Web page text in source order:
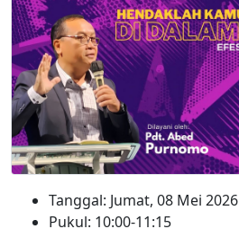
Tanggal: Jumat, 08 Mei 2026
Pukul: 10:00-11:15